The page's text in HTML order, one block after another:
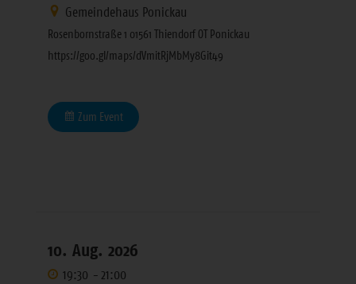
Gemeindehaus Ponickau
Rosenbornstraße 1 01561 Thiendorf OT Ponickau
https://goo.gl/maps/dVmitRjMbMy8Git49
Zum Event
10. Aug. 2026
19:30 - 21:00